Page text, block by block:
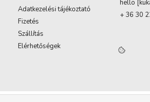
Adatkezelési tájékoztató
Fizetés
Szállítás
Elérhetőségek
hello
+ 36 30